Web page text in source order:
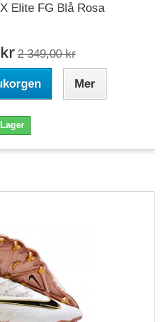
Elite FG Blå Rosa
2 349,00 kr
Mer
I Lager